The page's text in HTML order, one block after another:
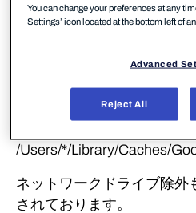
体をリアルタイムスキャン
Chromeの場合下記を除外
/Users/*/Library/Application
/Users/*/Library/Caches/
ネットワークドライブ除外
されております。
You can change your preferences at any
Settings’ icon located at the bottom left of
Advanced
Reject All